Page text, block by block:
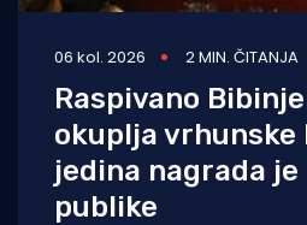
06 kol. 2026 2 MIN. ČITANJA
Raspivano
okuplja vrhunske
jedina nagrada
publike